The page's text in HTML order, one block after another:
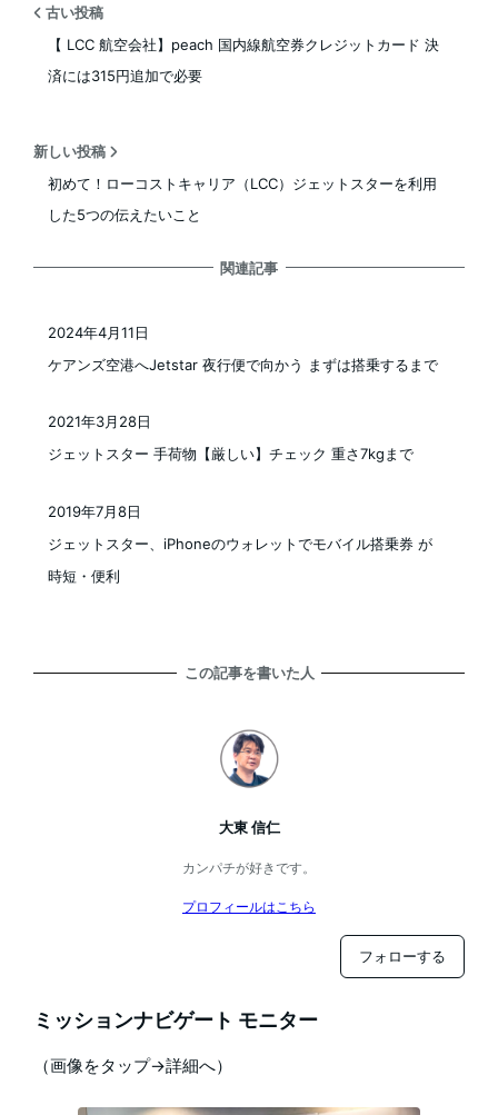
古い投稿
【 LCC 航空会社】peach 国内線航空券クレジットカード 決
済には315円追加で必要
新しい投稿
初めて！ローコストキャリア（LCC）ジェットスターを利用
した5つの伝えたいこと
関連記事
ケアンズ空港へJetstar 夜行便で向かう まずは搭乗するまで
2024年4月11日
ジェットスター 手荷物【厳しい】チェック 重さ7kgまで
2021年3月28日
ジェットスター、iPhoneのウォレットでモバイル搭乗券 が
時短・便利
2019年7月8日
この記事を書いた人
大東 信仁
カンパチが好きです。
プロフィールはこちら
フォローする
ミッションナビゲート モニター
（画像をタップ→詳細へ）